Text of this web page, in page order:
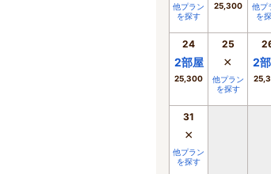
他プラン
を探す
25,300
他プ
を
24
2部屋
25,300
25
×
他プラン
を探す
2
31
×
他プラン
を探す